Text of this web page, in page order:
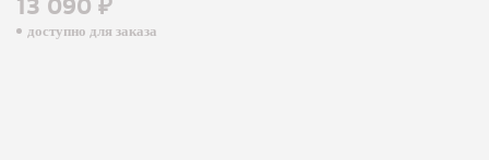
13 090 ₽
доступно для заказа